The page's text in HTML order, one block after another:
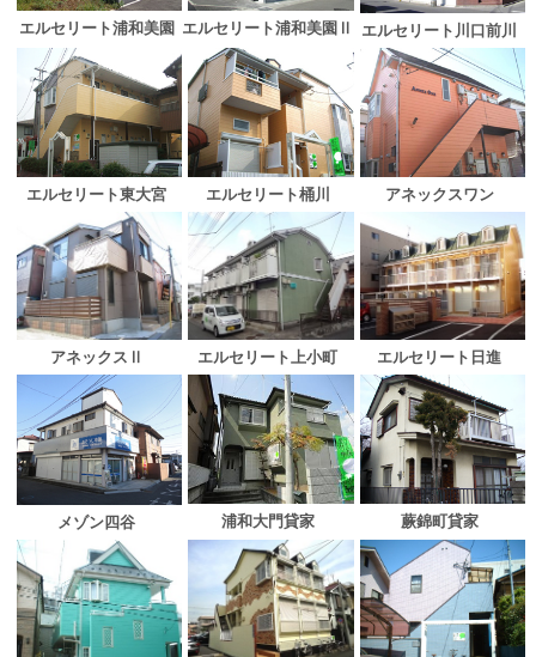
エルセリート浦和美園 エルセリート浦和美園Ⅱ エルセリート川口前川
エルセリート東大宮 エルセリート桶川 アネックスワン
アネックスⅡ エルセリート上小町 エルセリート日進
メゾン四谷 浦和大門貸家 蕨錦町貸家